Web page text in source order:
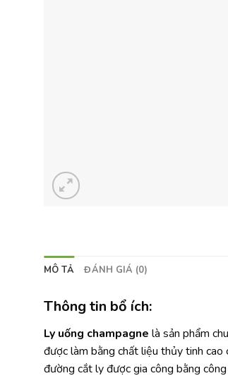
MÔ TẢ ĐÁNH GIÁ (0)
Thông tin bổ ích:
Ly uống champagne là sản phẩm
được làm bằng chất liệu thủy tinh
đường cắt ly được gia công bằng